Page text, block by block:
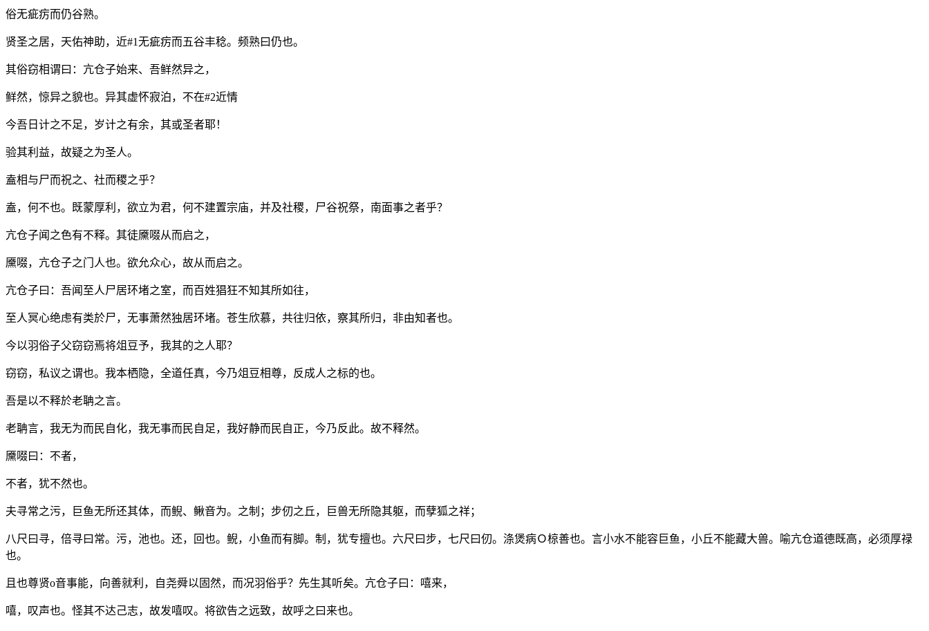
俗无疵疠而仍谷熟。
贤圣之居，天佑神助，近#1无疵疠而五谷丰稔。频熟曰仍也。
其俗窃相谓曰：亢仓子始来、吾鲜然异之，
鲜然，惊异之貌也。异其虚怀寂泊，不在#2近情
今吾日计之不足，岁计之有余，其或圣者耶！
验其利益，故疑之为圣人。
盍相与尸而祝之、社而稷之乎？
盍，何不也。既蒙厚利，欲立为君，何不建置宗庙，并及社稷，尸谷祝祭，南面事之者乎？
亢仓子闻之色有不释。其徒黡啜从而启之，
黡啜，亢仓子之门人也。欲允众心，故从而启之。
亢仓子曰：吾闻至人尸居环堵之室，而百姓猖狂不知其所如往，
至人冥心绝虑有类於尸，无事萧然独居环堵。苍生欣慕，共往归依，察其所归，非由知者也。
今以羽俗子父窃窃焉将俎豆予，我其的之人耶？
窃窃，私议之谓也。我本栖隐，全道任真，今乃俎豆相尊，反成人之标的也。
吾是以不释於老聃之言。
老聃言，我无为而民自化，我无事而民自足，我好静而民自正，今乃反此。故不释然。
黡啜曰：不者，
不者，犹不然也。
夫寻常之污，巨鱼无所还其体，而鲵、鳅音为。之制；步仞之丘，巨兽无所隐其躯，而孽狐之祥；
八尺曰寻，倍寻曰常。污，池也。还，回也。鲵，小鱼而有脚。制，犹专擅也。六尺曰步，七尺曰仞。涤煲病Ｏ椋善也。言小水不能容巨鱼，小丘不能藏大兽。喻亢仓道德既高，必须厚禄
也。
且也尊贤o音事能，向善就利，自尧舜以固然，而况羽俗乎？先生其听矣。亢仓子曰：嘻来，
嘻，叹声也。怪其不达己志，故发嘻叹。将欲告之远致，故呼之曰来也。